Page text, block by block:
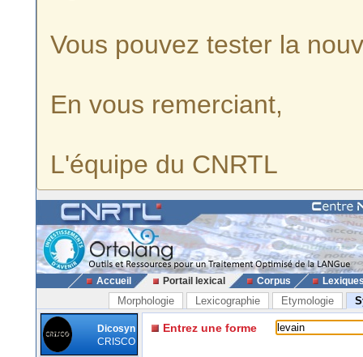
Vous pouvez tester la
En vous remerciant,
L'équipe du CNRTL
Accueil Portail lexical Corpus
Morphologie Lexicographie Etymologie
Dicosyn
CRISCO
Entrez une forme